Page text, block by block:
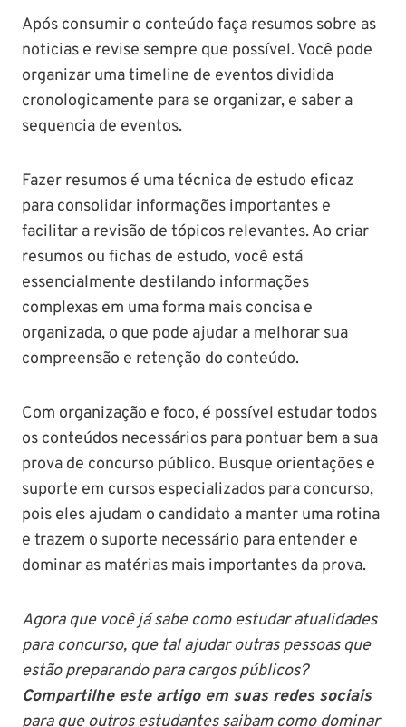
Após consumir o conteúdo faça resumos sobre as
noticias e revise sempre que possível. Você pode
organizar uma timeline de eventos dividida
cronologicamente para se organizar, e saber a
sequencia de eventos.
Fazer resumos é uma técnica de estudo eficaz
para consolidar informações importantes e
facilitar a revisão de tópicos relevantes. Ao criar
resumos ou fichas de estudo, você está
essencialmente destilando informações
complexas em uma forma mais concisa e
organizada, o que pode ajudar a melhorar sua
compreensão e retenção do conteúdo.
Com organização e foco, é possível estudar todos
os conteúdos necessários para pontuar bem a sua
prova de concurso público. Busque orientações e
suporte em cursos especializados para concurso,
pois eles ajudam o candidato a manter uma rotina
e trazem o suporte necessário para entender e
dominar as matérias mais importantes da prova.
Agora que você já sabe como estudar atualidades
para concurso, que tal ajudar outras pessoas que
estão preparando para cargos públicos?
Compartilhe este artigo em suas redes sociais
para que outros estudantes saibam como dominar